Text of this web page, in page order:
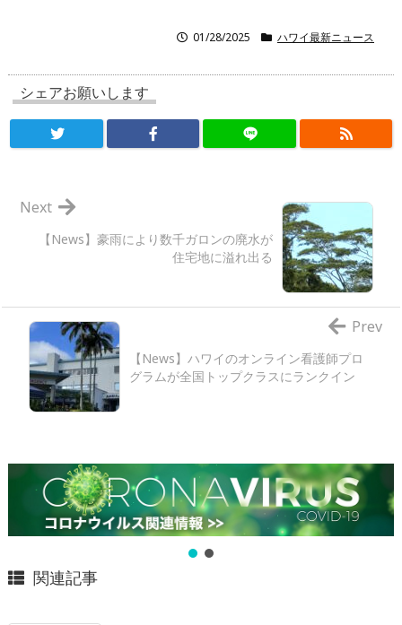
01/28/2025 ハワイ最新ニュース
シェアお願いします
【News】豪雨により数千ガロンの廃水が
住宅地に溢れ出る
Next
【News】ハワイのオンライン看護師プロ
グラムが全国トップクラスにランクイン
Prev
関連記事